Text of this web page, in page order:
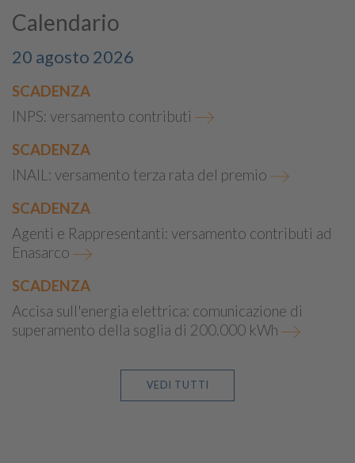
Calendario
20 agosto 2026
SCADENZA
INPS: versamento contributi
SCADENZA
INAIL: versamento terza rata del premio
SCADENZA
Agenti e Rappresentanti: versamento contributi ad
Enasarco
SCADENZA
Accisa sull'energia elettrica: comunicazione di
superamento della soglia di 200.000 kWh
VEDI TUTTI